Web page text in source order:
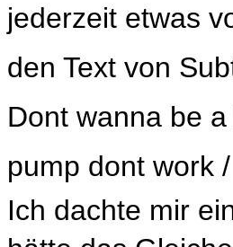
jederzeit etwas
den Text von
Dont wanna
pump dont work
Ich dachte mir